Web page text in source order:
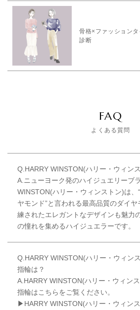
骨格×ファッション
診断
FAQ
よくある質問
Q.HARRY WINSTON(ハリー・ウィン
A.ニューヨーク発のハイジュエリーブ
WINSTON(ハリー・ウィンストン)は、
ヤモンド”と言われる最高品質のダイ
練されたエレガントなデザインも魅力
の憧れを集めるハイジュエラーです。
Q.HARRY WINSTON(ハリー・ウィン
指輪は？
A.HARRY WINSTON(ハリー・ウィン
指輪はこちらをご覧ください。
▶HARRY WINSTON(ハリー・ウィン